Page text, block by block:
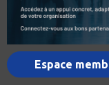
Espace